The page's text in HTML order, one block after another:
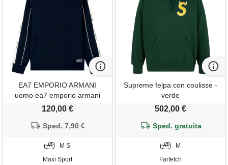
EA7 EMPORIO ARMANI
uomo ea7 emporio armani
felpa con cappuccio
120,00 €
Sped. 7,90 €
M S
Maxi Sport
Supreme felpa con coulisse -
verde
502,00 €
Sped. gratuita
M
Farfetch